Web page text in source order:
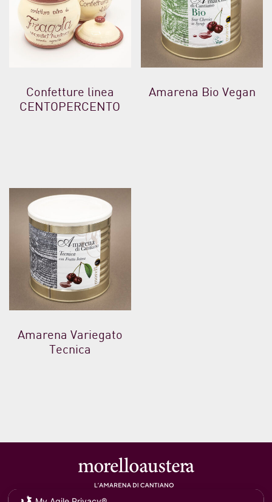
Confetture linea
CENTOPERCENTO
Amarena Bio Vegan
Amarena Variegato
Tecnica